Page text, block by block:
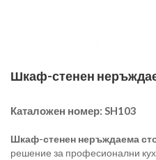
Шкаф-стенен
Каталожен номер: SH103
Шкаф-стенен неръждаема
решение за професионални